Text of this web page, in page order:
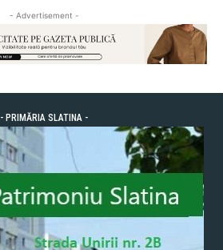
- Advertisement -
- PRIMĂRIA SLATINA -